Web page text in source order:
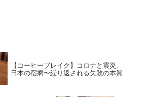
【コーヒーブレイク】コロナと震災、
日本の宿痾〜繰り返される失敗の本質